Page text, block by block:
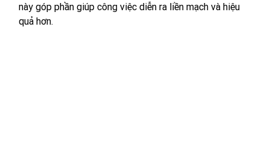
này góp phần giúp công việc diễn ra liền mạch và hiệu
quả hơn.